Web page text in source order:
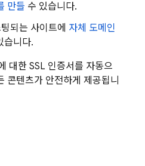
만들 수 있습니다.
되는 사이트에 자체 도메인
습니다.
대한 SSL 인증서를 자동으
콘텐츠가 안전하게 제공됩니